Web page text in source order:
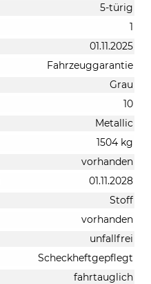
5-türig
1
01.11.2025
Fahrzeuggarantie
Grau
10
Metallic
1504 kg
vorhanden
01.11.2028
Stoff
vorhanden
unfallfrei
Scheckheftgepflegt
fahrtauglich